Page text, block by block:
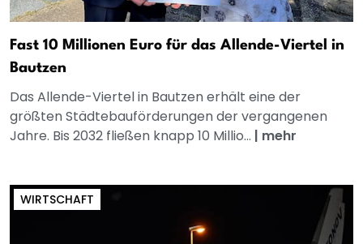
Fast 10 Millionen Euro für das Allende-Viertel in
Bautzen
Das Allende-Viertel in Bautzen erhält eine der
größten Städtebauförderungen der vergangenen
Jahre. Bis 2032 fließen knapp 10 Millio... | mehr
WIRTSCHAFT